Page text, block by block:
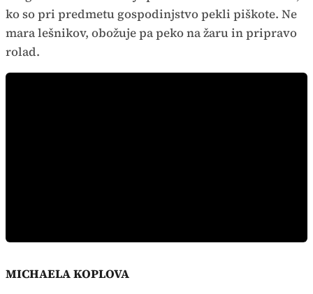
ko so pri predmetu gospodinjstvo pekli piškote. Ne
mara lešnikov, obožuje pa peko na žaru in pripravo
rolad.
MICHAELA KOPLOVA